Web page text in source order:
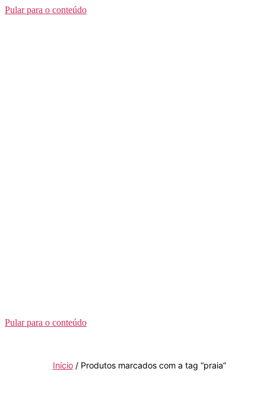
Pular para o conteúdo
Pular para o conteúdo
Início/ Produtos marcados com a tag “praia”